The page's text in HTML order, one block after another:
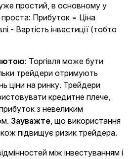
простий, в основному у
проста: Прибуток = Ціна
- Вартість інвестиції (тобто
: Торгівля може бути
трейдери отримують
ціни на ринку. Трейдери
кредитне плече,
з невеликим
Зауважте, що використання
підвищує ризик трейдера.
між інвестуванням і